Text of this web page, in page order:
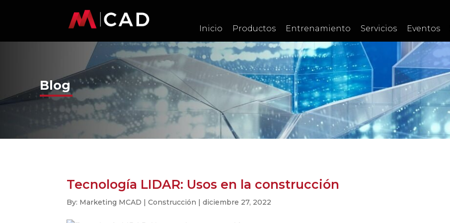
Inicio Productos Entrenamiento Servicios Eventos
Blog
Tecnología LIDAR: Usos en la construcción
By: Marketing MCAD | Construcción | diciembre 27, 2022